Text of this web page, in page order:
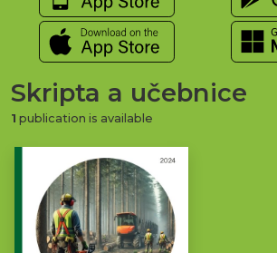
Skripta a učebnice
1 publication is available